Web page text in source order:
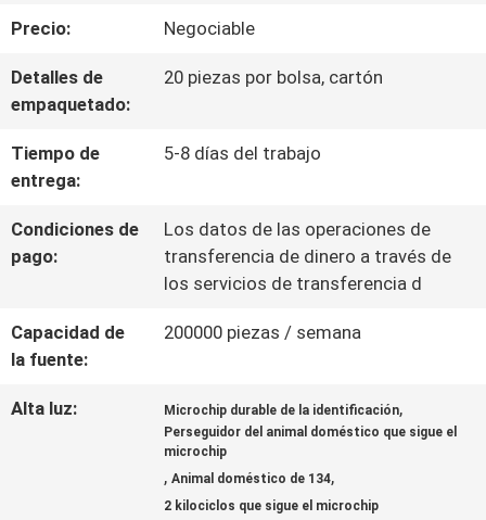
FÁBRICA
CONTROL
DE
CALIDAD
ÉNTRENOS
EN
CONTACTO
CON
Precio: Negociable
Detalles de
empaquetado:
20 piezas por bolsa, cartón
Tiempo de
entrega:
5-8 días del trabajo
Condiciones de
pago:
Los datos de las operaciones de
transferencia de dinero a través de
los servicios de transferencia d
Capacidad de
la fuente:
200000 piezas / semana
Alta luz: Microchip durable de la identificación,
Perseguidor del animal doméstico que sigue el
microchip
,Animal doméstico de 134,
2 kilociclos que sigue el microchip